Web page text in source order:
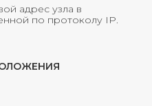
адрес узла в
по протоколу IP.